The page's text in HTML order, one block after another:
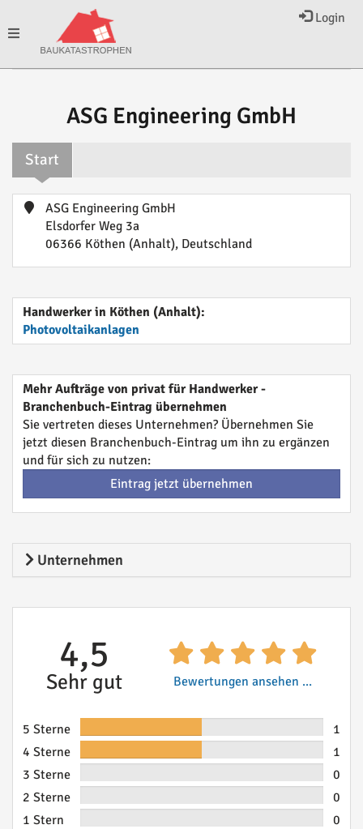
Login
Toggle
ASG Engineering GmbH
Start
ASG Engineering GmbH
Elsdorfer Weg 3a
06366 Köthen (Anhalt), Deutschland
Handwerker in Köthen (Anhalt):
Photovoltaikanlagen
Mehr Aufträge von privat für Handwerker -
Branchenbuch-Eintrag übernehmen
Sie vertreten dieses Unternehmen? Übernehmen Sie
jetzt diesen Branchenbuch-Eintrag um ihn zu ergänzen
und für sich zu nutzen:
Eintrag jetzt übernehmen
Unternehmen
4,5
Sehr gut Bewertungen ansehen ...
5 Sterne
1
4 Sterne
1
3 Sterne
0
2 Sterne
0
1 Stern
0